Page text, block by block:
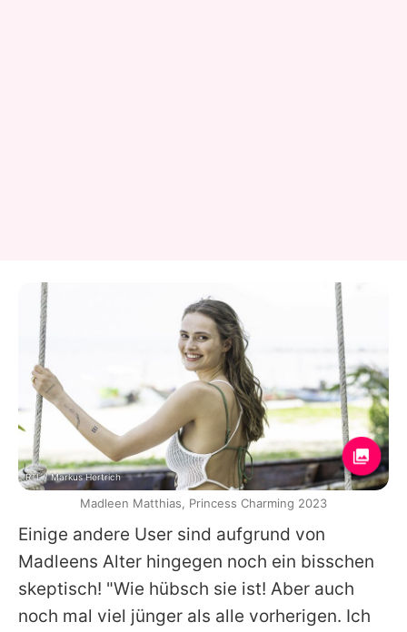
Einige andere User sind aufgrund von
Madleens Alter hingegen noch ein bisschen
skeptisch! "Wie hübsch sie ist! Aber auch
noch mal viel jünger als alle vorherigen. Ich
RTL / Markus Hertrich
Madleen Matthias, Princess Charming 2023